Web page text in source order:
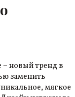
новый тренд в
заменить
мягкое